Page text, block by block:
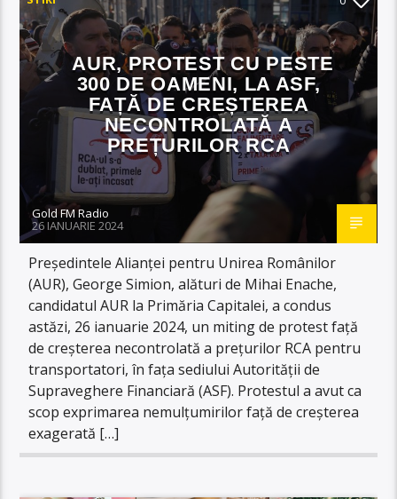
AUR, PROTEST CU PESTE
300 DE OAMENI, LA ASF,
FAȚĂ DE CREȘTEREA
NECONTROLATĂ A
PREȚURILOR RCA
Gold FM Radio
26 IANUARIE 2024
Președintele Alianței pentru Unirea Românilor
(AUR), George Simion, alături de Mihai Enache,
candidatul AUR la Primăria Capitalei, a condus
astăzi, 26 ianuarie 2024, un miting de protest față
de creșterea necontrolată a prețurilor RCA pentru
transportatori, în fața sediului Autorității de
Supraveghere Financiară (ASF). Protestul a avut ca
scop exprimarea nemulțumirilor față de creșterea
exagerată […]